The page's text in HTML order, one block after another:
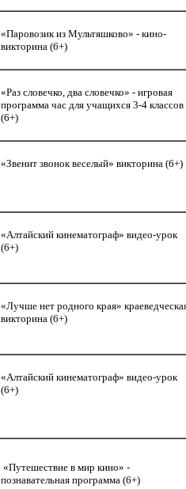
«Паровозик из Мультяшково» - кино-
викторина (6+)
«Раз словечко, два словечко» - игровая
программа час для учащихся 3-4 классов
(6+)
«Звенит звонок веселый» викторина (6+)
«Алтайский кинематограф» видео-урок
(6+)
«Лучше нет родного края»
викторина (6+)
«Алтайский кинематограф» видео-урок
(6+)
«Путешествие в мир кино» -
познавательная программа (6+)